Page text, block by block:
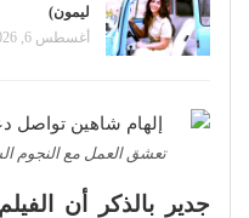
ليمون)
أغسطس 6, 2026
تعشق العمل مع النجوم
جدير بالذكر أن